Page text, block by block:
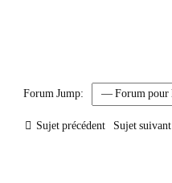
Forum Jump:
Sujet précédent Sujet suivant